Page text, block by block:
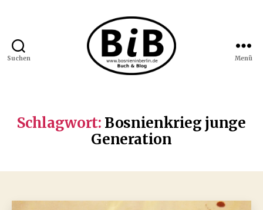
Suchen Menü
Schlagwort: Bosnienkrieg junge
Generation